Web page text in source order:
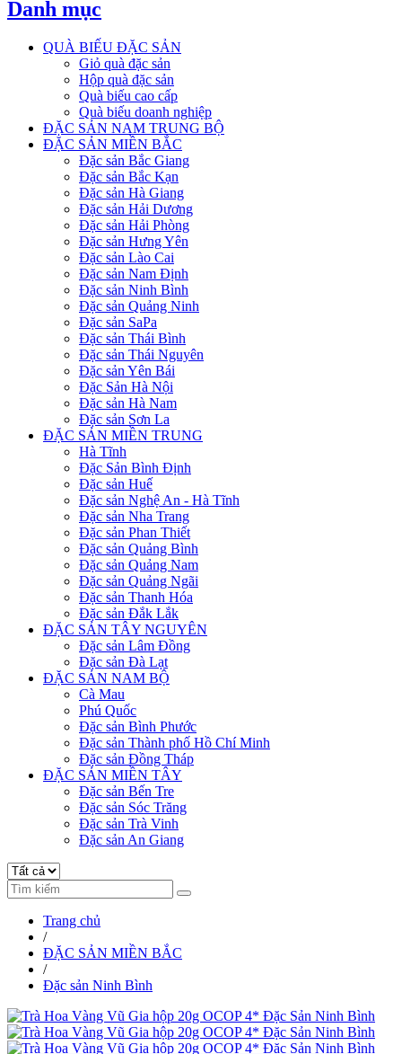
Danh mục
QUÀ BIẾU ĐẶC SẢN
Giỏ quà đặc sản
Hộp quà đặc sản
Quà biếu cao cấp
Quà biếu doanh nghiệp
ĐẶC SẢN NAM TRUNG BỘ
ĐẶC SẢN MIỀN BẮC
Đặc sản Bắc Giang
Đặc sản Bắc Kạn
Đặc sản Hà Giang
Đặc sản Hải Dương
Đặc sản Hải Phòng
Đặc sản Hưng Yên
Đặc sản Lào Cai
Đặc sản Nam Định
Đặc sản Ninh Bình
Đặc sản Quảng Ninh
Đặc sản SaPa
Đặc sản Thái Bình
Đặc sản Thái Nguyên
Đặc sản Yên Bái
Đặc Sản Hà Nội
Đặc sản Hà Nam
Đặc sản Sơn La
ĐẶC SẢN MIỀN TRUNG
Hà Tĩnh
Đặc Sản Bình Định
Đặc sản Huế
Đặc sản Nghệ An - Hà Tĩnh
Đặc sản Nha Trang
Đặc sản Phan Thiết
Đặc sản Quảng Bình
Đặc sản Quảng Nam
Đặc sản Quảng Ngãi
Đặc sản Thanh Hóa
Đặc sản Đắk Lắk
ĐẶC SẢN TÂY NGUYÊN
Đặc sản Lâm Đồng
Đặc sản Đà Lạt
ĐẶC SẢN NAM BỘ
Cà Mau
Phú Quốc
Đặc sản Bình Phước
Đặc sản Thành phố Hồ Chí Minh
Đặc sản Đồng Tháp
ĐẶC SẢN MIỀN TÂY
Đặc sản Bến Tre
Đặc sản Sóc Trăng
Đặc sản Trà Vinh
Đặc sản An Giang
Trang chủ
/
ĐẶC SẢN MIỀN BẮC
/
Đặc sản Ninh Bình